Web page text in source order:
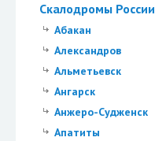
Скалодромы России
Абакан
Александров
Альметьевск
Ангарск
Анжеро-Судженск
Апатиты